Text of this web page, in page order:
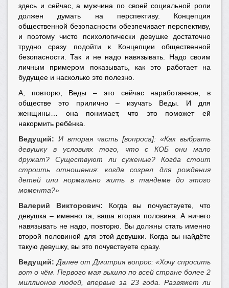
здесь и сейчас, а мужчина по своей социальной роли
должен думать на перспективу. Концепция
общественной безопасности обезпечивает перспективу,
и поэтому чисто психологически девушке достаточно
трудно сразу подойти к Концепции общественной
безопасности. Так и не надо навязывать. Надо своим
личным примером показывать, как это работает на
будущее и насколько это полезно.
А, повторю, Веды – это сейчас наработанное, в
обществе это прилично – изучать Веды. И для
женщины… она понимает, что это поможет ей
накормить ребёнка.
Ведущий: И вторая часть [вопроса]: «Как выбрать
девушку в условиях того, что с КОБ они мало
дружат? Существуют ли суженые? Когда стоит
строить отношения: когда созрел для рождения
детей или нормально жить в тандеме до этого
момента?»
Валерий Викторович: Когда вы почувствуете, что
девушка – именно та, ваша вторая половина. А ничего
навязывать не надо, повторю. Вы должны стать именно
второй половиной для этой девушки. Когда вы найдёте
такую девушку, вы это почувствуете сразу.
Ведущий: Далее от Дмитрия вопрос: «Хочу спросить
вот о чём. Первого мая вышло по всей стране более 2
миллионов людей, впервые за 23 года. Развяжет ли